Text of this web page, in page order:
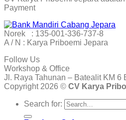
Payment
Norek : 135-001-336-737-8
A / N : Karya Priboemi Jepara
Follow Us
Workshop & Office
Jl. Raya Tahunan – Batealit KM
Copyright 2026 © CV Karya
Search for: